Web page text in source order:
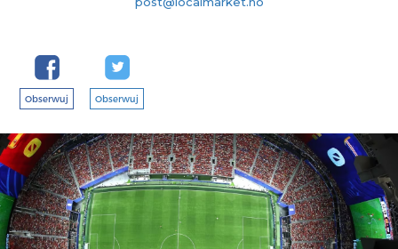
Obserwuj Obserwuj